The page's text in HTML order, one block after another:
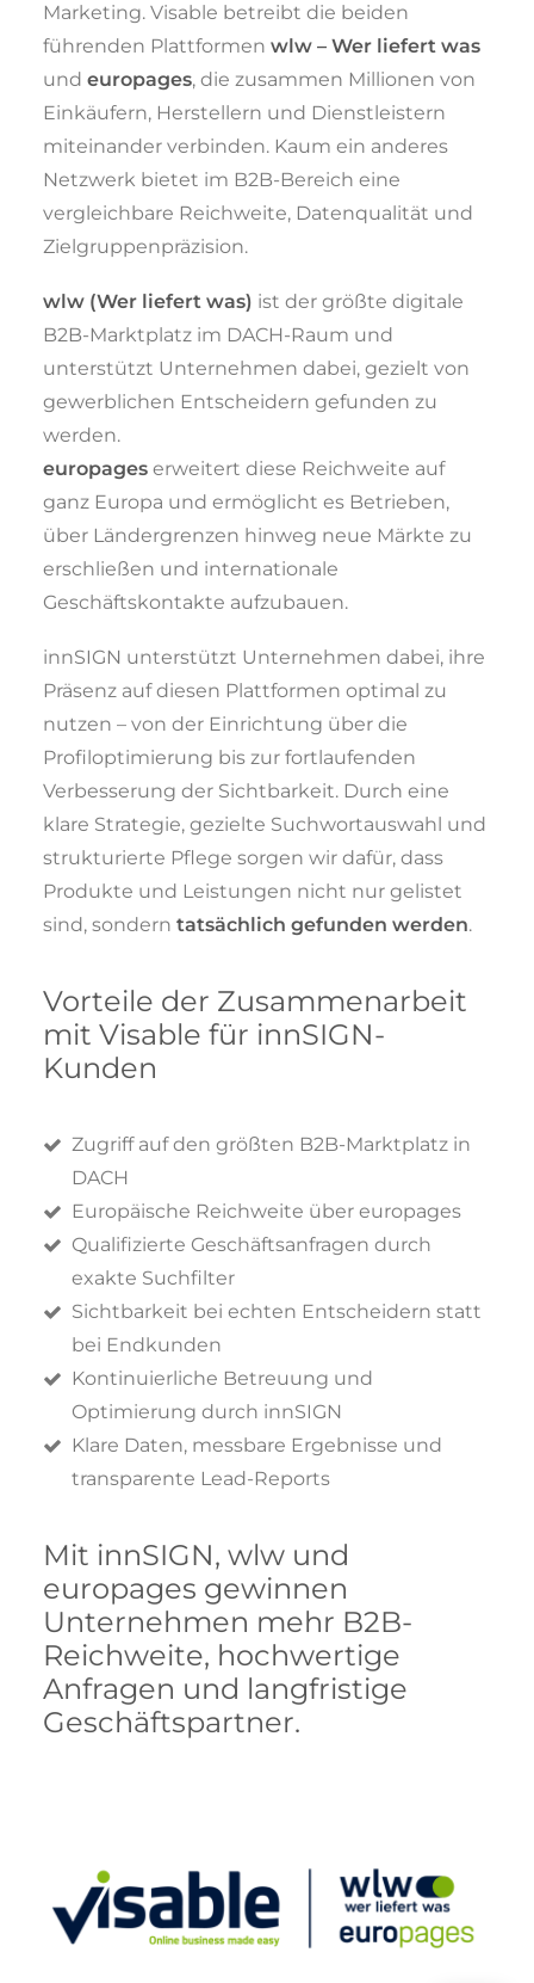
Marketing. Visable betreibt die beiden
führenden Plattformen wlw – Wer liefert was
und europages, die zusammen Millionen von
Einkäufern, Herstellern und Dienstleistern
miteinander verbinden. Kaum ein anderes
Netzwerk bietet im B2B-Bereich eine
vergleichbare Reichweite, Datenqualität und
Zielgruppenpräzision.
wlw (Wer liefert was) ist der größte digitale
B2B-Marktplatz im DACH-Raum und
unterstützt Unternehmen dabei, gezielt von
gewerblichen Entscheidern gefunden zu
werden.
europages erweitert diese Reichweite auf
ganz Europa und ermöglicht es Betrieben,
über Ländergrenzen hinweg neue Märkte zu
erschließen und internationale
Geschäftskontakte aufzubauen.
innSIGN unterstützt Unternehmen dabei, ihre
Präsenz auf diesen Plattformen optimal zu
nutzen – von der Einrichtung über die
Profiloptimierung bis zur fortlaufenden
Verbesserung der Sichtbarkeit. Durch eine
klare Strategie, gezielte Suchwortauswahl und
strukturierte Pflege sorgen wir dafür, dass
Produkte und Leistungen nicht nur gelistet
sind, sondern tatsächlich gefunden werden.
Vorteile der Zusammenarbeit
mit Visable für innSIGN-
Kunden
Zugriff auf den größten B2B-Marktplatz in
DACH
Europäische Reichweite über europages
Qualifizierte Geschäftsanfragen durch
exakte Suchfilter
Sichtbarkeit bei echten Entscheidern statt
bei Endkunden
Kontinuierliche Betreuung und
Optimierung durch innSIGN
Klare Daten, messbare Ergebnisse und
transparente Lead-Reports
Mit innSIGN, wlw und
europages gewinnen
Unternehmen mehr B2B-
Reichweite, hochwertige
Anfragen und langfristige
Geschäftspartner.